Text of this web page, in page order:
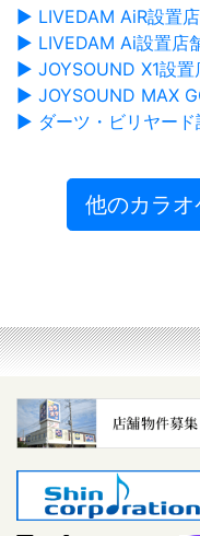
▶ LIVEDAM AiR設置
▶ LIVEDAM Ai設置店
▶ JOYSOUND X1設置
▶ JOYSOUND MAX
▶ ダーツ・ビリヤード
他のカラ